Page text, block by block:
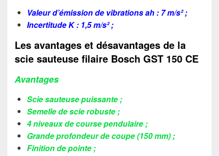
Valeur d’émission de vibrations ah : 7 m/s² ;
Incertitude K : 1,5 m/s² ;
Les avantages et désavantages de la
scie sauteuse filaire Bosch GST 150 CE
Avantages
Scie sauteuse puissante ;
Semelle de scie robuste ;
4 niveaux de course pendulaire ;
Grande profondeur de coupe (150 mm) ;
Finition de pointe ;